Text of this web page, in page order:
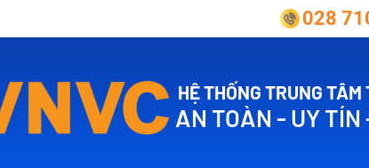
028
HỆ THỐNG TRUNG
AN TOÀN - UY